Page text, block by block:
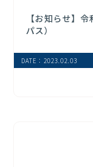
【お知らせ】
パス）
DATE：2023.02.03